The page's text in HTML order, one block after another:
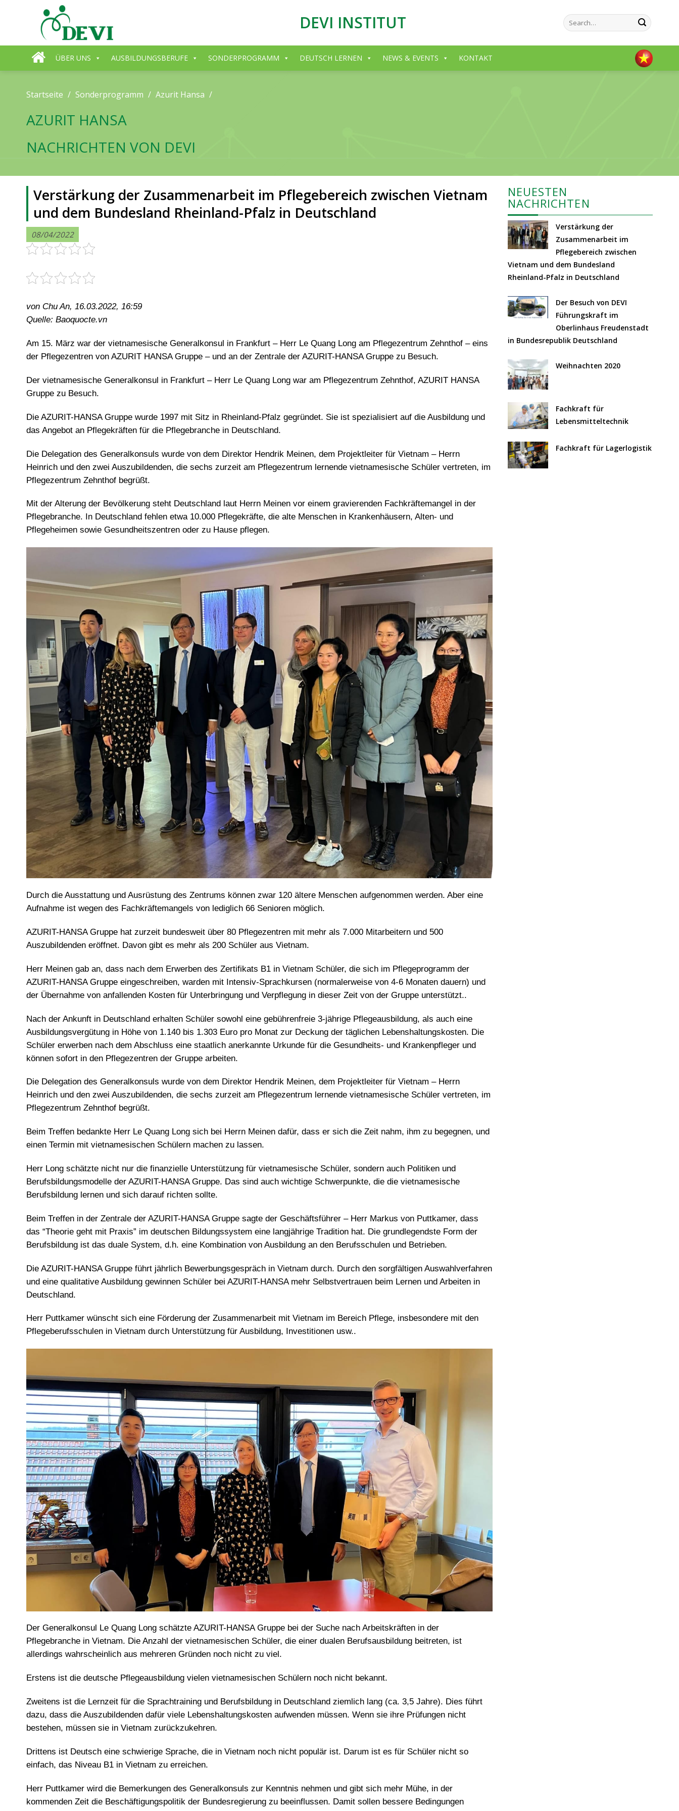
DEVI INSTITUT
ÜBER UNS AUSBILDUNGSBERUFE SONDERPROGRAMM DEUTSCH LERNEN NEWS & EVENTS KONTAKT
Startseite / Sonderprogramm / Azurit Hansa /
AZURIT HANSA
NACHRICHTEN VON DEVI
Verstärkung der Zusammenarbeit im Pflegebereich zwischen Vietnam
und dem Bundesland Rheinland-Pfalz in Deutschland
08/04/2022
von Chu An, 16.03.2022, 16:59
Quelle: Baoquocte.vn
Am 15. März war der vietnamesische Generalkonsul in Frankfurt – Herr Le Quang Long am Pflegezentrum Zehnthof – eins
der Pflegezentren von AZURIT HANSA Gruppe – und an der Zentrale der AZURIT-HANSA Gruppe zu Besuch.
Der vietnamesische Generalkonsul in Frankfurt – Herr Le Quang Long war am Pflegezentrum Zehnthof, AZURIT HANSA
Gruppe zu Besuch.
Die AZURIT-HANSA Gruppe wurde 1997 mit Sitz in Rheinland-Pfalz gegründet. Sie ist spezialisiert auf die Ausbildung und
das Angebot an Pflegekräften für die Pflegebranche in Deutschland.
Die Delegation des Generalkonsuls wurde von dem Direktor Hendrik Meinen, dem Projektleiter für Vietnam – Herrn
Heinrich und den zwei Auszubildenden, die sechs zurzeit am Pflegezentrum lernende vietnamesische Schüler vertreten, im
Pflegezentrum Zehnthof begrüßt.
Mit der Alterung der Bevölkerung steht Deutschland laut Herrn Meinen vor einem gravierenden Fachkräftemangel in der
Pflegebranche. In Deutschland fehlen etwa 10.000 Pflegekräfte, die alte Menschen in Krankenhäusern, Alten- und
Pflegeheimen sowie Gesundheitszentren oder zu Hause pflegen.
Durch die Ausstattung und Ausrüstung des Zentrums können zwar 120 ältere Menschen aufgenommen werden. Aber eine
Aufnahme ist wegen des Fachkräftemangels von lediglich 66 Senioren möglich.
AZURIT-HANSA Gruppe hat zurzeit bundesweit über 80 Pflegezentren mit mehr als 7.000 Mitarbeitern und 500
Auszubildenden eröffnet. Davon gibt es mehr als 200 Schüler aus Vietnam.
Herr Meinen gab an, dass nach dem Erwerben des Zertifikats B1 in Vietnam Schüler, die sich im Pflegeprogramm der
AZURIT-HANSA Gruppe eingeschreiben, warden mit Intensiv-Sprachkursen (normalerweise von 4-6 Monaten dauern) und
der Übernahme von anfallenden Kosten für Unterbringung und Verpflegung in dieser Zeit von der Gruppe unterstützt..
Nach der Ankunft in Deutschland erhalten Schüler sowohl eine gebührenfreie 3-jährige Pflegeausbildung, als auch eine
Ausbildungsvergütung in Höhe von 1.140 bis 1.303 Euro pro Monat zur Deckung der täglichen Lebenshaltungskosten. Die
Schüler erwerben nach dem Abschluss eine staatlich anerkannte Urkunde für die Gesundheits- und Krankenpfleger und
können sofort in den Pflegezentren der Gruppe arbeiten.
Die Delegation des Generalkonsuls wurde von dem Direktor Hendrik Meinen, dem Projektleiter für Vietnam – Herrn
Heinrich und den zwei Auszubildenden, die sechs zurzeit am Pflegezentrum lernende vietnamesische Schüler vertreten, im
Pflegezentrum Zehnthof begrüßt.
Beim Treffen bedankte Herr Le Quang Long sich bei Herrn Meinen dafür, dass er sich die Zeit nahm, ihm zu begegnen, und
einen Termin mit vietnamesischen Schülern machen zu lassen.
Herr Long schätzte nicht nur die finanzielle Unterstützung für vietnamesische Schüler, sondern auch Politiken und
Berufsbildungsmodelle der AZURIT-HANSA Gruppe. Das sind auch wichtige Schwerpunkte, die die vietnamesische
Berufsbildung lernen und sich darauf richten sollte.
Beim Treffen in der Zentrale der AZURIT-HANSA Gruppe sagte der Geschäftsführer – Herr Markus von Puttkamer, dass
das “Theorie geht mit Praxis” im deutschen Bildungssystem eine langjährige Tradition hat. Die grundlegendste Form der
Berufsbildung ist das duale System, d.h. eine Kombination von Ausbildung an den Berufsschulen und Betrieben.
Die AZURIT-HANSA Gruppe führt jährlich Bewerbungsgespräch in Vietnam durch. Durch den sorgfältigen Auswahlverfahren
und eine qualitative Ausbildung gewinnen Schüler bei AZURIT-HANSA mehr Selbstvertrauen beim Lernen und Arbeiten in
Deutschland.
Herr Puttkamer wünscht sich eine Förderung der Zusammenarbeit mit Vietnam im Bereich Pflege, insbesondere mit den
Pflegeberufsschulen in Vietnam durch Unterstützung für Ausbildung, Investitionen usw..
Der Generalkonsul Le Quang Long schätzte AZURIT-HANSA Gruppe bei der Suche nach Arbeitskräften in der
Pflegebranche in Vietnam. Die Anzahl der vietnamesischen Schüler, die einer dualen Berufsausbildung beitreten, ist
allerdings wahrscheinlich aus mehreren Gründen noch nicht zu viel.
Erstens ist die deutsche Pflegeausbildung vielen vietnamesischen Schülern noch nicht bekannt.
Zweitens ist die Lernzeit für die Sprachtraining und Berufsbildung in Deutschland ziemlich lang (ca. 3,5 Jahre). Dies führt
dazu, dass die Auszubildenden dafür viele Lebenshaltungskosten aufwenden müssen. Wenn sie ihre Prüfungen nicht
bestehen, müssen sie in Vietnam zurückzukehren.
Drittens ist Deutsch eine schwierige Sprache, die in Vietnam noch nicht populär ist. Darum ist es für Schüler nicht so
einfach, das Niveau B1 in Vietnam zu erreichen.
Herr Puttkamer wird die Bemerkungen des Generalkonsuls zur Kenntnis nehmen und gibt sich mehr Mühe, in der
kommenden Zeit die Beschäftigungspolitik der Bundesregierung zu beeinflussen. Damit sollen bessere Bedingungen
NEUESTEN
NACHRICHTEN
Verstärkung der
Zusammenarbeit im
Pflegebereich zwischen
Vietnam und dem Bundesland
Rheinland-Pfalz in Deutschland
Der Besuch von DEVI
Führungskraft im
Oberlinhaus Freudenstadt
in Bundesrepublik Deutschland
Weihnachten 2020
Fachkraft für
Lebensmitteltechnik
Fachkraft für Lagerlogistik